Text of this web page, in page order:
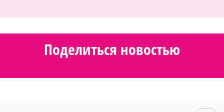
Поделиться новостью